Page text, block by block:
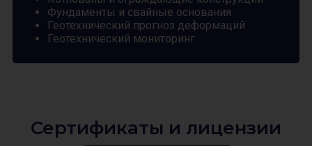
Фундаменты и свайные основания
Геотехнический прогноз деформаций
Геотехнический мониторинг
Сертификаты и лицензии